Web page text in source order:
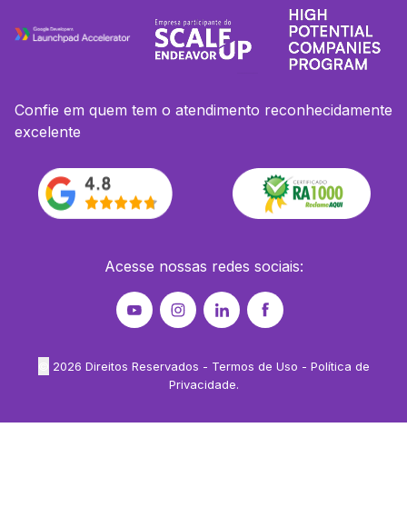
Confie em quem tem o atendimento reconhecidamente
excelente
Acesse nossas redes sociais:
2026 Direitos Reservados - Termos de Uso - Política de
Privacidade.